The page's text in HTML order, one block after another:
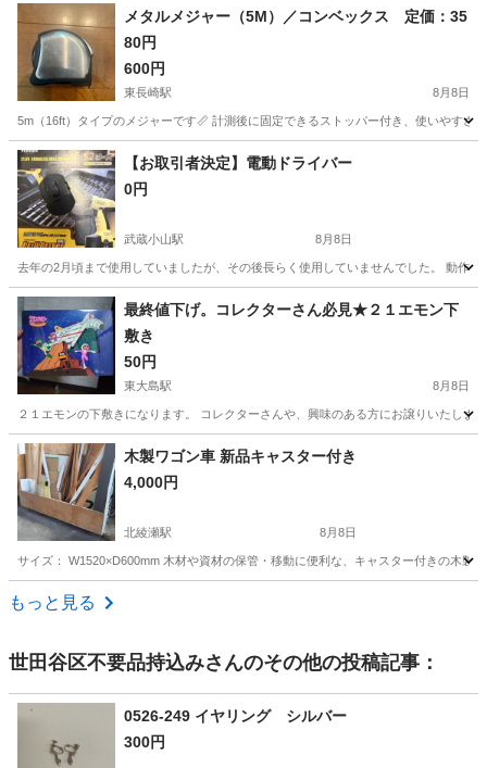
メタルメジャー（5M）／コンベックス 定価：35
80円
600円
東長崎駅 8月8日
5m（16ft）タイプのメジャーです📏 計測後に固定できるストッパー付き、使いやす
東京 豊島区 東長崎駅 その他 メジャー
【お取引者決定】電動ドライバー
0円
武蔵小山駅 8月8日
去年の2月頃まで使用していましたが、その後長らく使用していませんでした。 動作
東京 品川区 武蔵小山駅 その他
最終値下げ。コレクターさん必見★２１エモン下
敷き
50円
東大島駅 8月8日
２１エモンの下敷きになります。 コレクターさんや、興味のある方にお譲りいたしま
東京 江東区 東大島駅 その他 下敷き
木製ワゴン車 新品キャスター付き
4,000円
北綾瀬駅 8月8日
サイズ： W1520×D600mm 木材や資材の保管・移動に便利な、キャスター付きの木
東京 葛飾区
もっと見る
世田谷区不要品持込みさんのその他の投稿記事：
0526-249 イヤリング シルバー
300円